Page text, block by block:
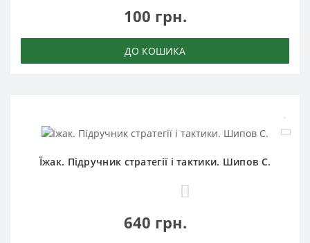
100 грн.
ДО КОШИКА
Їжак. Підручник стратегії і тактики. Шипов С.
640 грн.